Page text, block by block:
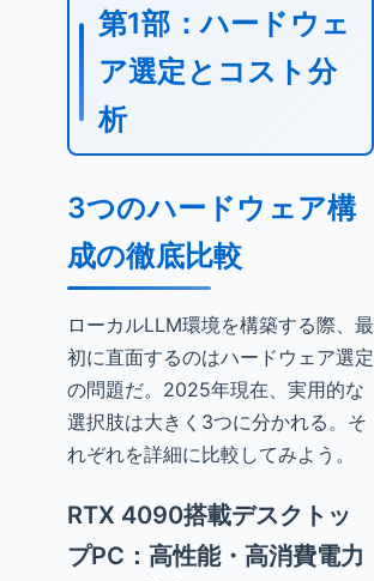
第1部：ハードウェ
ア選定とコスト分
析
3つのハードウェア構
成の徹底比較
ローカルLLM環境を構築する際、最
初に直面するのはハードウェア選定
の問題だ。2025年現在、実用的な
選択肢は大きく3つに分かれる。そ
れぞれを詳細に比較してみよう。
RTX 4090搭載デスクトッ
プPC：高性能・高消費電力